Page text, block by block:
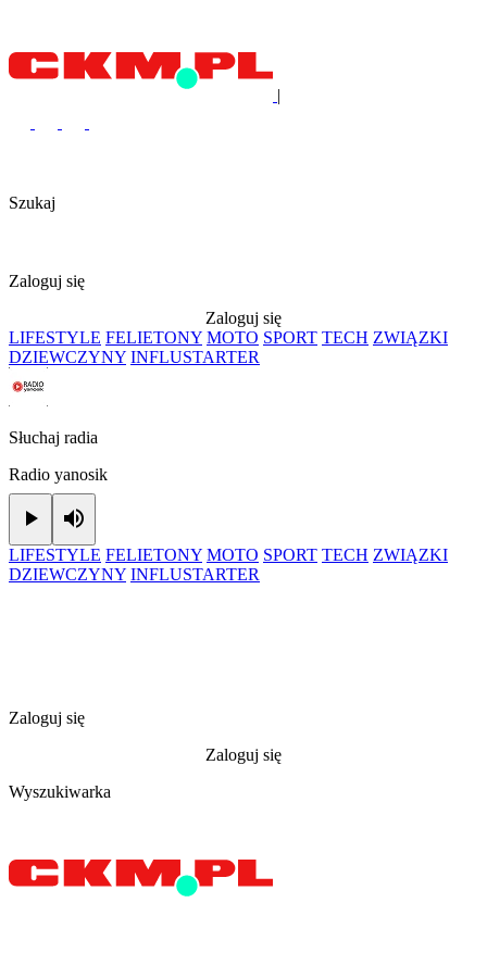
|
Szukaj
Zaloguj się
Zaloguj się
LIFESTYLE FELIETONY MOTO SPORT TECH ZWIĄZKI
DZIEWCZYNY INFLUSTARTER
Słuchaj radia
Radio yanosik
Play
LIFESTYLE FELIETONY MOTO SPORT TECH ZWIĄZKI
DZIEWCZYNY INFLUSTARTER
Zaloguj się
Zaloguj się
Wyszukiwarka